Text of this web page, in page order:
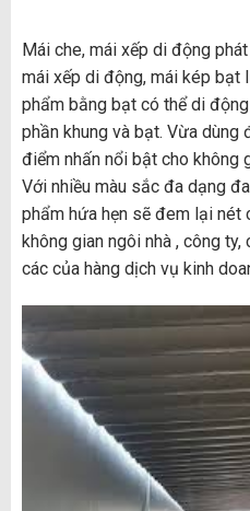
Mái che, mái xếp di động
mái xếp di động, mái kép bạt
phẩm bằng bạt có thể di
phần khung và bạt. Vừa dùng
điểm nhấn nổi bật cho không
Với nhiều màu sắc đa dạng
phẩm hứa hẹn sẽ đem lại nét
không gian ngôi nhà , công
các của hàng dịch vụ kinh